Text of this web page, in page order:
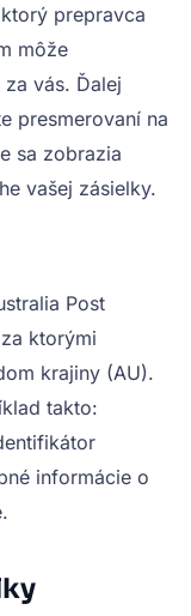
prepravca
môže
vás. Ďalej
presmerovaní na
sa zobrazia
vašej zásielky.
Post
ktorými
krajiny (AU).
takto:
informácie o